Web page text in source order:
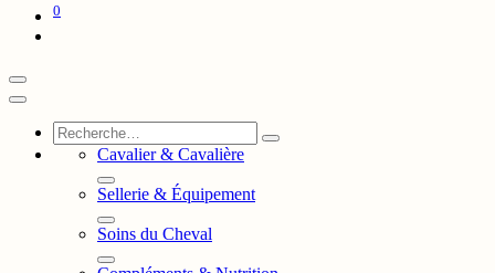
0
Cavalier & Cavalière
Sellerie & Équipement
Soins du Cheval